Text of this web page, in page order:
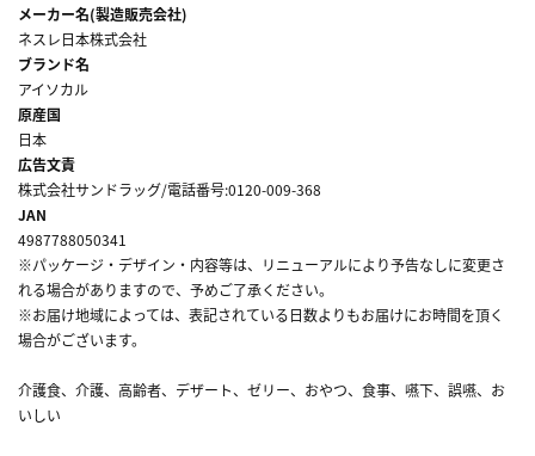
メーカー名(製造販売会社)
ネスレ日本株式会社
ブランド名
アイソカル
原産国
日本
広告文責
株式会社サンドラッグ/電話番号:0120-009-368
JAN
4987788050341
※パッケージ・デザイン・内容等は、リニューアルにより予告なしに変更さ
れる場合がありますので、予めご了承ください。
※お届け地域によっては、表記されている日数よりもお届けにお時間を頂く
場合がございます。
介護食、介護、高齢者、デザート、ゼリー、おやつ、食事、嚥下、誤嚥、お
いしい